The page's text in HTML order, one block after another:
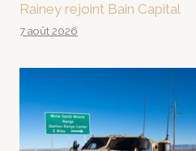
Rainey rejoint Bain Capital
7 août 2026